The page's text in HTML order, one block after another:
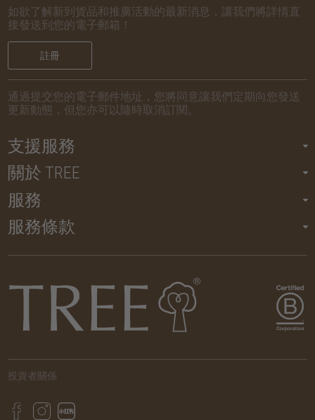
如欲了解新到貨品和推廣活動的最新消息，讓我們將詳情直
接發送到您的電子郵箱！
註冊
通過提交您的電子郵件地址，您將同意讓我們定期向您發送
更新動態，但您亦可以隨時取消訂閱。
支援服務
關於 TREE
服務
服務條款
投資者關係